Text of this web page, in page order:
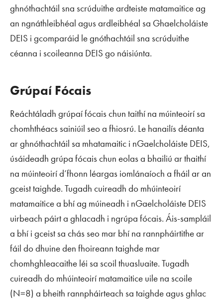
ghnóthachtáil sna scrúduithe ardteiste matamaitice ag
an ngnáthleibhéal agus ardleibhéal sa Ghaelcholáiste
DEIS i gcomparáid le gnóthachtáil sna scrúduithe
céanna i scoileanna DEIS go náisiúnta.
Grúpaí Fócais
Reáchtáladh grúpaí fócais chun taithí na múinteoirí sa
chomhthéacs sainiúil seo a fhiosrú. Le hanailís déanta
ar ghnóthachtáil sa mhatamaitic i nGaelcholáiste DEIS,
úsáideadh grúpa fócais chun eolas a bhailiú ar thaithí
na múinteoirí d’fhonn léargas iomlánaíoch a fháil ar an
gceist taighde. Tugadh cuireadh do mhúinteoirí
matamaitice a bhí ag múineadh i nGaelcholáiste DEIS
uirbeach páirt a ghlacadh i ngrúpa fócais. Áis-sampláil
a bhí i gceist sa chás seo mar bhí na rannpháirtithe ar
fáil do dhuine den fhoireann taighde mar
chomhghleacaithe léi sa scoil thuasluaite. Tugadh
cuireadh do mhúinteoirí matamaitice uile na scoile
(N=8) a bheith rannpháirteach sa taighde agus ghlac